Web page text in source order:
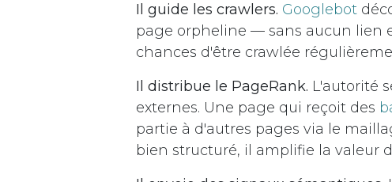
Il guide les crawlers. Googlebot
page orpheline — sans aucun lien
chances d'être crawlée
Il distribue le PageRank. L'autorité
externes. Une page qui reçoit des
partie à d'autres pages via le
bien structuré, il amplifie la valeur